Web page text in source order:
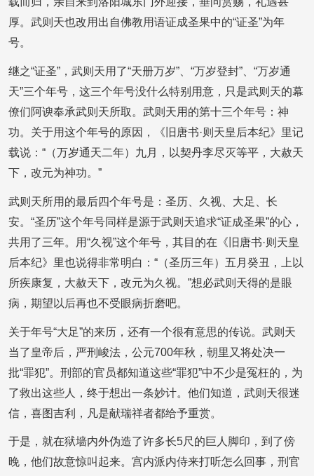
厚。武则天也改用出自佛教用语证成圣果中的“证圣”为年
号。
继之“证圣”，武则天用了“天册万岁”、“万岁登封”、“万岁通
天”三个年号，这三个年号没什么特别用意，只是武则天的幕
僚们阿谀奉承武则天所取。武则天用的第十三个年号：神
功。关于用这个年号的原因，《旧唐书·则天皇后本纪》里记
载说：“（万岁通天二年）九月，以契丹李尽灭等平，大赦天
下，改元为神功。”
武则天所用的最后四个年号是：圣历、久视、大足、长
安。“圣历”这个年号同样是源于武则天追求“证成圣果”的心，
共用了三年。用“久视”这个年号，其目的在《旧唐书·则天皇
后本纪》里也说得非常明白：“（圣历三年）五月癸丑，上以
所疾康复，大赦天下，改元为久视。”想必武则天得的是眼
病，期望以后再也不受眼病折磨吧。
关于年号“大足”的来历，还有一个很有意思的传说。武则天
当了皇帝后，严刑峻法，公元700年秋，朝里又将处决一
批“罪犯”。刑部的官员都知道这些“罪犯”中不少是冤枉的，为
了救出这些人，终于想出一条妙计。他们知道，武则天很迷
信，喜图吉利，凡是献瑞祥者都给予重赏。
于是，就在狱墙内外伪造了许多长5尺的巨人脚印，到了傍
晚，他们故意惊叫起来。宫内派内侍来打听怎么回事，刑官